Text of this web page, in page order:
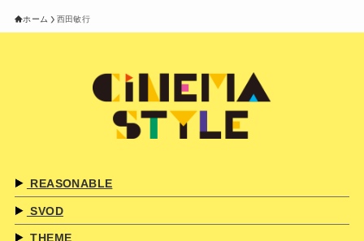
ホーム 西田敏行
REASONABLE
SVOD
THEME